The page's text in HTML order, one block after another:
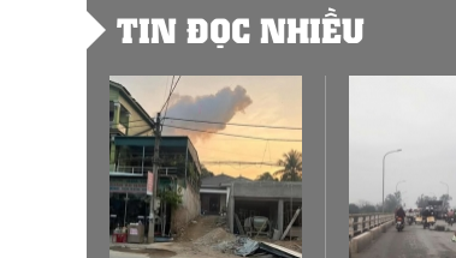
TIN ĐỌC NHIỀU